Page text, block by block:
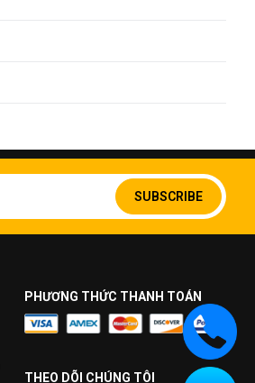
SUBSCRIBE
PHƯƠNG THỨC THANH TOÁN
THEO DÕI CHÚNG TÔI